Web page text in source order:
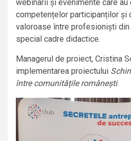
webinarii și evenimente care
competențelor participanților și
valoroase între profesioniști
special cadre didactice.
Managerul de proiect, Cristina
implementarea proiectului
între comunitățile românești.